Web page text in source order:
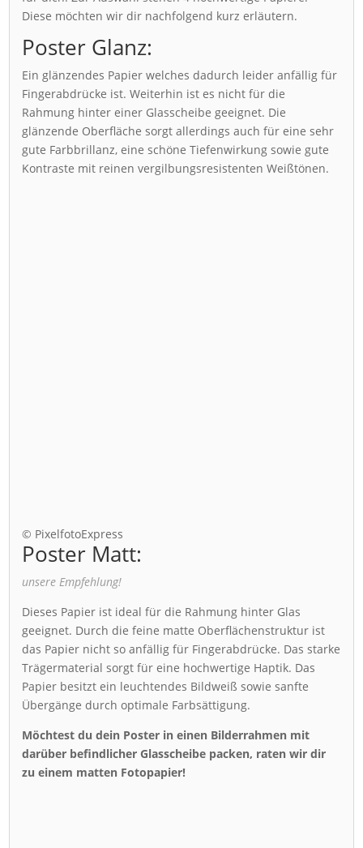
Diese möchten wir dir nachfolgend kurz erläutern.
Poster Glanz:
Ein glänzendes Papier welches dadurch leider anfällig für
Fingerabdrücke ist. Weiterhin ist es nicht für die
Rahmung hinter einer Glasscheibe geeignet. Die
glänzende Oberfläche sorgt allerdings auch für eine sehr
gute Farbbrillanz, eine schöne Tiefenwirkung sowie gute
Kontraste mit reinen vergilbungsresistenten Weißtönen.
© PixelfotoExpress
Poster Matt:
unsere Empfehlung!
Dieses Papier ist ideal für die Rahmung hinter Glas
geeignet. Durch die feine matte Oberflächenstruktur ist
das Papier nicht so anfällig für Fingerabdrücke. Das starke
Trägermaterial sorgt für eine hochwertige Haptik. Das
Papier besitzt ein leuchtendes Bildweiß sowie sanfte
Übergänge durch optimale Farbsättigung.
Möchtest du dein Poster in einen Bilderrahmen mit
darüber befindlicher Glasscheibe packen, raten wir dir
zu einem matten Fotopapier!